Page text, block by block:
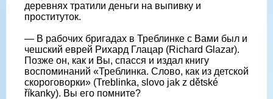
деревнях тратили деньги на выпивку и
проституток.
— В рабочих бригадах в Треблинке с Вами был и
чешский еврей Рихард Глацар (Richard Glazar).
Позже он, как и Вы, спасся и издал книгу
воспоминаний «Треблинка. Слово, как из детской
скороговорки» (Treblinka, slovo jak z dětské
říkanky). Вы его помните?